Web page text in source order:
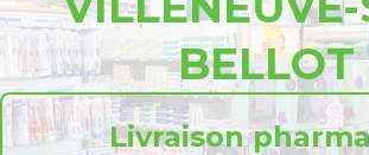
BELLOT
Livraison